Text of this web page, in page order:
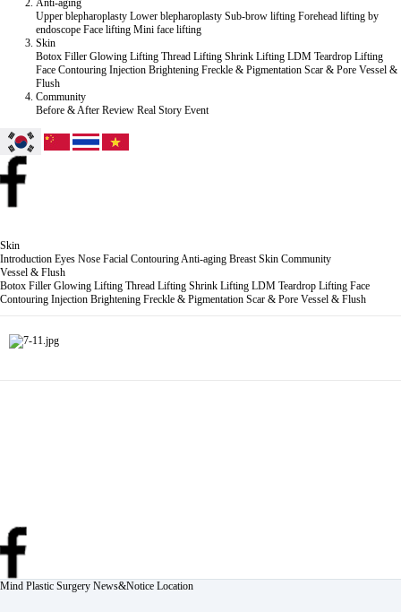
Anti-aging
Upper blepharoplasty Lower blepharoplasty Sub-brow lifting Forehead lifting by
endoscope Face lifting Mini face lifting
Skin
Botox Filler Glowing Lifting Thread Lifting Shrink Lifting LDM Teardrop Lifting
Face Contouring Injection Brightening Freckle & Pigmentation Scar & Pore Vessel &
Flush
Community
Before & After Review Real Story Event
Skin
Introduction Eyes Nose Facial ContouringAnti-aging Breast Skin Community
Vessel & Flush
Botox Filler Glowing Lifting Thread Lifting Shrink Lifting LDM Teardrop Lifting Face
Contouring Injection Brightening Freckle & Pigmentation Scar & Pore Vessel & Flush
Mind Plastic Surgery News&Notice Location